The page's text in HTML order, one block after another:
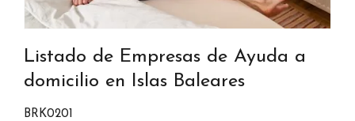
Listado de Empresas de Ayuda a
domicilio en Islas Baleares
BRK0201